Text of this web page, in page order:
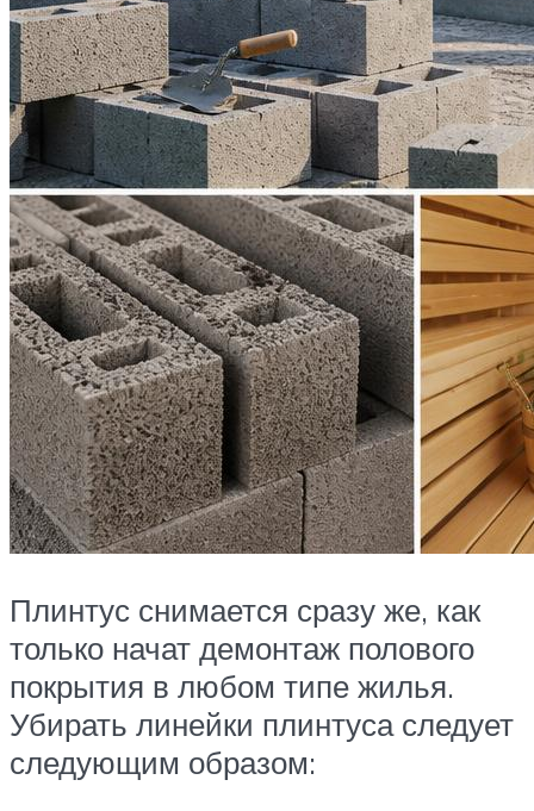
Плинтус снимается сразу же, как
только начат демонтаж полового
покрытия в любом типе жилья.
Убирать линейки плинтуса следует
следующим образом: